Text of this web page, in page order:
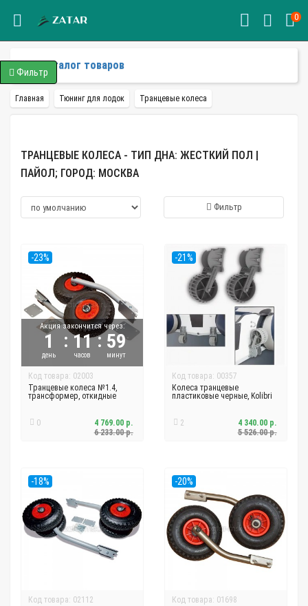
0
Каталог товаров
Главная Тюнинг для лодок Транцевые колеса
ТРАНЦЕВЫЕ КОЛЕСА - ТИП ДНА: ЖЕСТКИЙ ПОЛ |
ПАЙОЛ; ГОРОД: МОСКВА
Фильтр
-23%
Акция закончится через:
1
день
: 11
часов
: 59
минут
Код товара: 02003
Транцевые колеса №1.4,
трансформер, откидные
0
6 233.00 р.
4 769.00 р.
-21%
Код товара: 00357
Колеса транцевые
пластиковые черные, Kolibri
2
5 526.00 р.
4 340.00 р.
-18%
Код товара: 02112
-20%
Код товара: 01698
Фильтр